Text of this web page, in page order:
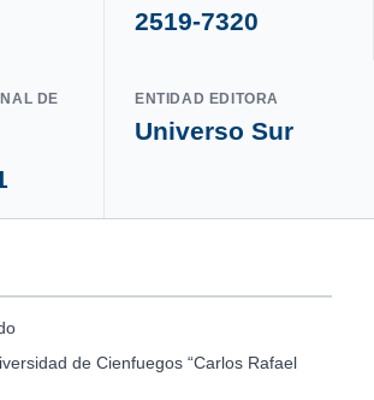
2519-7320
DE
ENTIDAD EDITORA
Universo Sur
de Cienfuegos “Carlos Rafael